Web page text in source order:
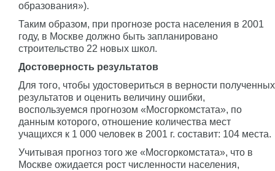
образования»).
Таким образом, при прогнозе роста населения в 2001
году, в Москве должно быть запланировано
строительство 22 новых школ.
Достоверность результатов
Для того, чтобы удостовериться в верности полученных
результатов и оценить величину ошибки,
воспользуемся прогнозом «Мосгоркомстата», по
данным которого, отношение количества мест
учащихся к 1 000 человек в 2001 г. составит: 104 места.
Учитывая прогноз того же «Мосгоркомстата», что в
Москве ожидается рост численности населения,